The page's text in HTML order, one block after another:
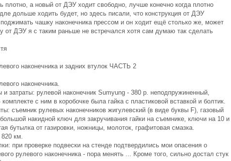
плотно, а новый от ДЭУ ходит свободно, лучше конечно когда плотно
дольше ходить будет, но здесь писали, что конструкция от ДЭУ
поджимать чашку наконечника прессом и он ходит ещё столько же, может
от ДЭУ я с таким раньше не встречался хотя сам думаю так сделать
наконечника и задних втулок ЧАСТЬ 2
наконечника.
и затраты: рулевой наконечник Sumyung - 380 р. неподпружиненный,
с ним в коробочке была гайка с пластиковой вставкой и болтик.
съемник рулевых наконечников жигулевский (в виде буквы F), газовый
накидной ключ для закручивания гайки на съемнике, ключи на 10 и
бутылка от газировки, ножницы, молоток, графитовая смазка.
км.
при проверке подвески на стенде подтвердились мои опасения о
рулевого наконечника - пора менять ... Кроме того, сильно достал стук